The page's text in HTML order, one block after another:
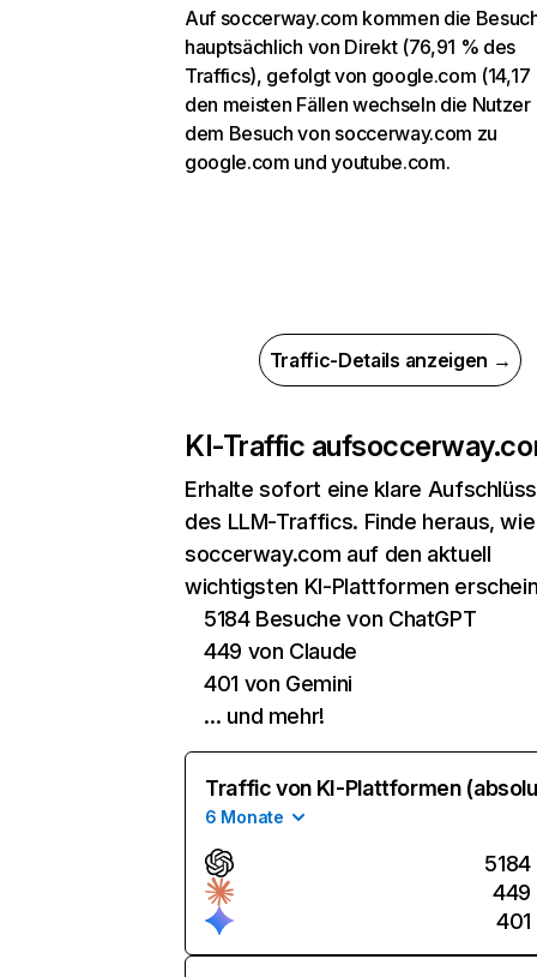
Auf soccerway.com kommen die
hauptsächlich von Direkt (76,91 % des
Traffics), gefolgt von google.com (14,17
den meisten Fällen wechseln die Nutzer
dem Besuch von soccerway.com zu
google.com und youtube.com.
Traffic-Details anzeigen →
KI-Traffic auf
Erhalte sofort eine klare
des LLM-Traffics. Finde heraus, wie
soccerway.com auf den aktuell
wichtigsten KI-Plattformen
5184 Besuche von ChatGPT
449 von Claude
401 von Gemini
… und mehr!
Traffic von KI-Plattformen
6 Monate
5184
449
401